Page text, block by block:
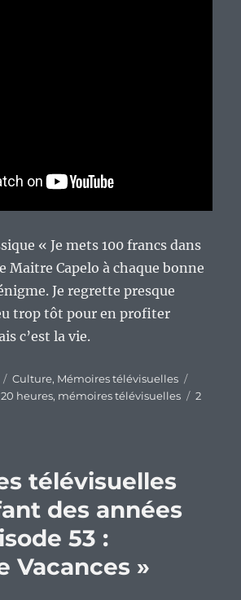
« Je mets 100 francs dans
Maitre Capelo à chaque bonne
Je regrette presque
trop tôt pour en profiter
c’est la vie.
Catégories
Culture, Mémoires télévisuelles
heures, mémoires télévisuelles
2
télévisuelles
des années
53 :
Vacances »